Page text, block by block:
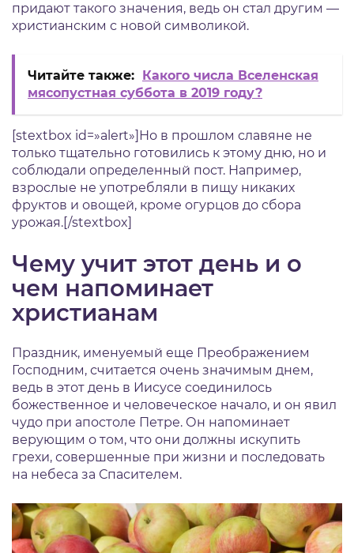
придают такого значения, ведь он стал другим —
христианским с новой символикой.
Читайте также:
Какого числа Вселенская
мясопустная суббота в 2019 году?
[stextbox id=»alert»]Но в прошлом славяне не
только тщательно готовились к этому дню, но и
соблюдали определенный пост. Например,
взрослые не употребляли в пищу никаких
фруктов и овощей, кроме огурцов до сбора
урожая.[/stextbox]
Чему учит этот день и о
чем напоминает
христианам
Праздник, именуемый еще Преображением
Господним, считается очень значимым днем,
ведь в этот день в Иисусе соединилось
божественное и человеческое начало, и он явил
чудо при апостоле Петре. Он напоминает
верующим о том, что они должны искупить
грехи, совершенные при жизни и последовать
на небеса за Спасителем.